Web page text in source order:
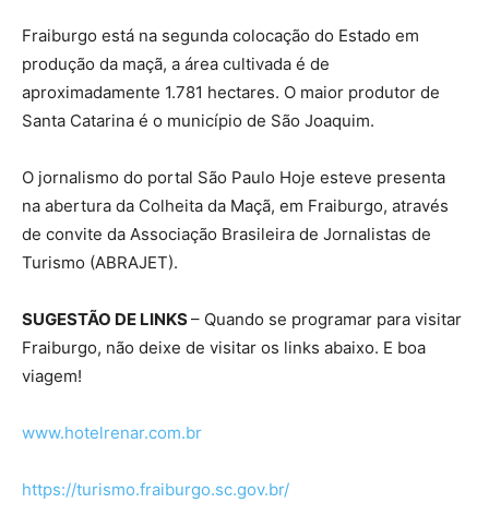
Fraiburgo está na segunda colocação do Estado em
produção da maçã, a área cultivada é de
aproximadamente 1.781 hectares. O maior produtor de
Santa Catarina é o município de São Joaquim.
O jornalismo do portal São Paulo Hoje esteve presenta
na abertura da Colheita da Maçã, em Fraiburgo, através
de convite da Associação Brasileira de Jornalistas de
Turismo (ABRAJET).
SUGESTÃO DE LINKS– Quando se programar para visitar
Fraiburgo, não deixe de visitar os links abaixo. E boa
viagem!
www.hotelrenar.com.br
https://turismo.fraiburgo.sc.gov.br/